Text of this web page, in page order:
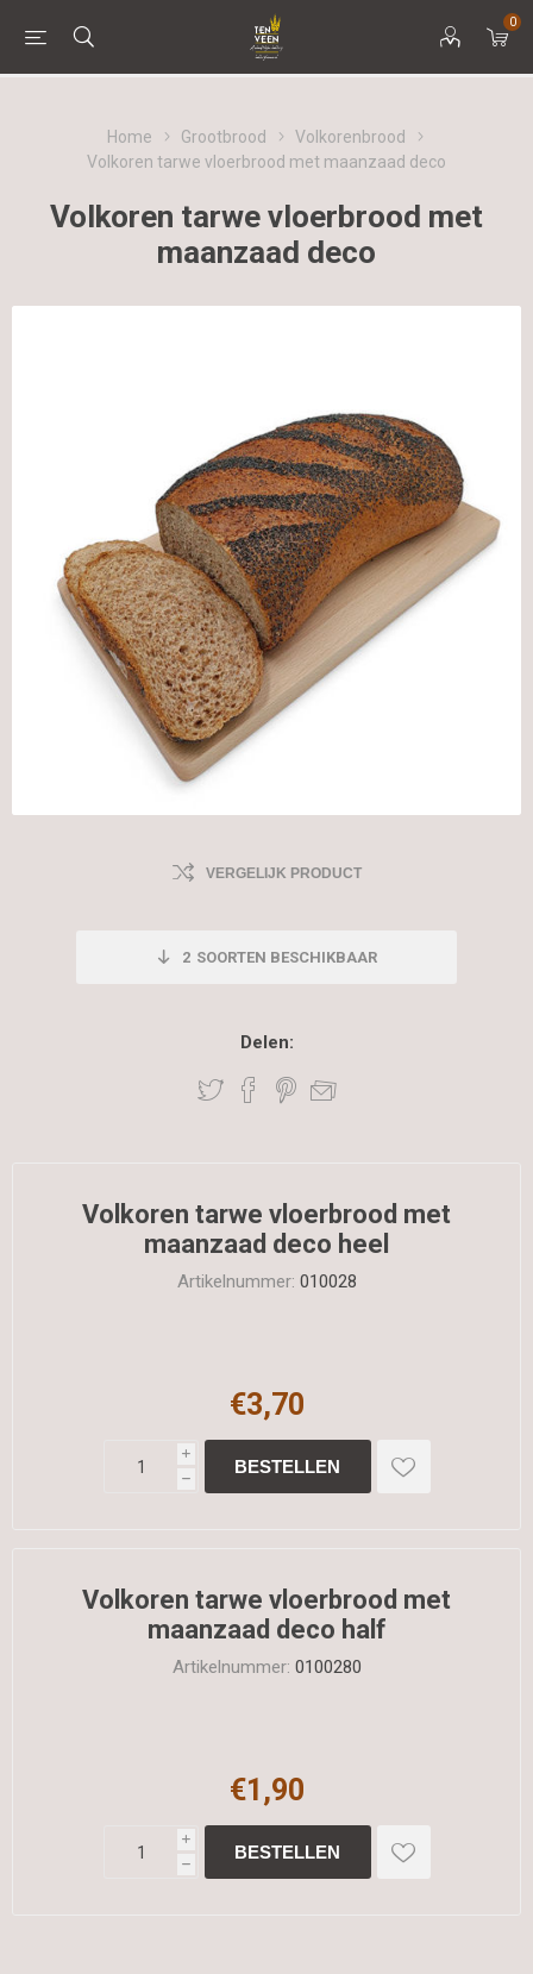
0
Home Grootbrood
Volkorenbrood
Volkoren tarwe vloerbrood met maanzaad deco
Volkoren tarwe vloerbrood met
maanzaad deco
VERGELIJK PRODUCT
2 SOORTEN BESCHIKBAAR
Delen:
Volkoren tarwe vloerbrood met
maanzaad deco heel
Artikelnummer: 010028
€3,70
i
h
Volkoren tarwe vloerbrood met
maanzaad deco half
Artikelnummer: 0100280
€1,90
i
h